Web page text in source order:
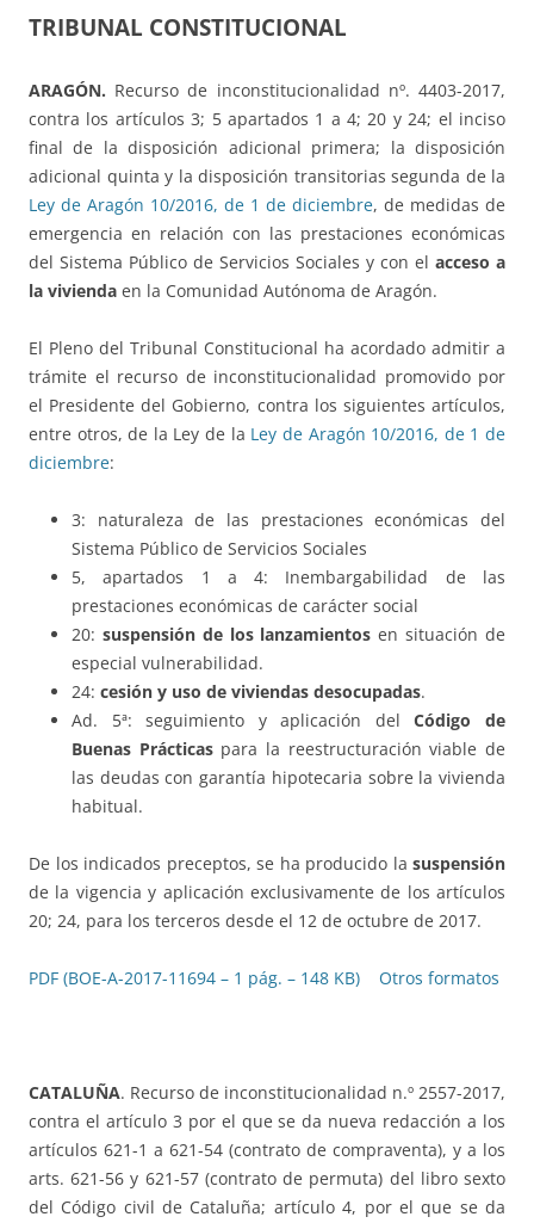
TRIBUNAL CONSTITUCIONAL
ARAGÓN. Recurso de inconstitucionalidad nº. 4403-2017,
contra los artículos 3; 5 apartados 1 a 4; 20 y 24; el inciso
final de la disposición adicional primera; la disposición
adicional quinta y la disposición transitorias segunda de la
Ley de Aragón 10/2016, de 1 de diciembre, de medidas de
emergencia en relación con las prestaciones económicas
del Sistema Público de Servicios Sociales y con el acceso a
la vivienda en la Comunidad Autónoma de Aragón.
El Pleno del Tribunal Constitucional ha acordado admitir a
trámite el recurso de inconstitucionalidad promovido por
el Presidente del Gobierno, contra los siguientes artículos,
entre otros, de la Ley de la Ley de Aragón 10/2016, de 1 de
diciembre:
3: naturaleza de las prestaciones económicas del
Sistema Público de Servicios Sociales
5, apartados 1 a 4: Inembargabilidad de las
prestaciones económicas de carácter social
20: suspensión de los lanzamientos en situación de
especial vulnerabilidad.
24: cesión y uso de viviendas desocupadas.
Ad. 5ª: seguimiento y aplicación delCódigo de
Buenas Prácticaspara la reestructuración viable de
las deudas con garantía hipotecaria sobre la vivienda
habitual.
De los indicados preceptos, se ha producido la suspensión
de la vigencia y aplicación exclusivamente de los artículos
20; 24, para los terceros desde el 12 de octubre de 2017.
PDF (BOE-A-2017-11694 – 1 pág. – 148 KB) Otros formatos
CATALUÑA. Recurso de inconstitucionalidad n.º 2557-2017,
contra el artículo 3 por el que se da nueva redacción a los
artículos 621-1 a 621-54 (contrato de compraventa), y a los
arts. 621-56 y 621-57 (contrato de permuta) del libro sexto
del Código civil de Cataluña; artículo 4, por el que se da